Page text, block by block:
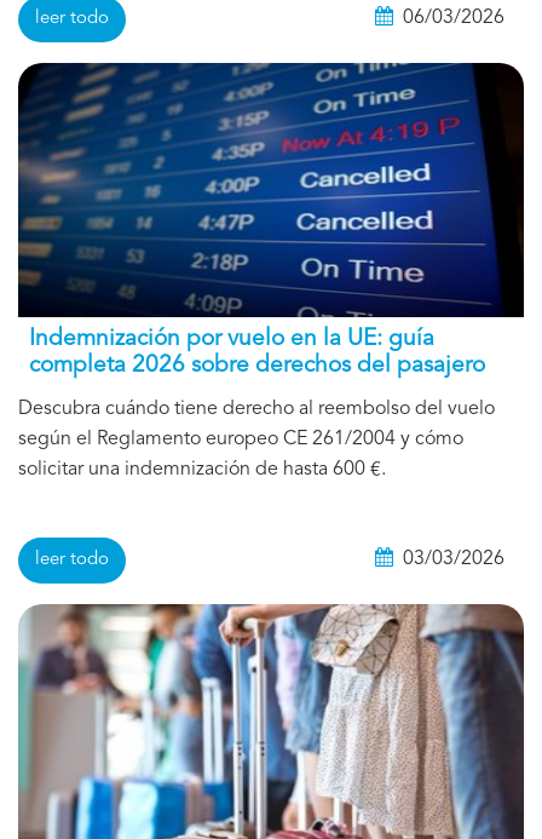
leer todo 06/03/2026
Indemnización por vuelo en la UE: guía
completa 2026 sobre derechos del pasajero
Descubra cuándo tiene derecho al reembolso del vuelo
según el Reglamento europeo CE 261/2004 y cómo
solicitar una indemnización de hasta 600 €.
leer todo 03/03/2026